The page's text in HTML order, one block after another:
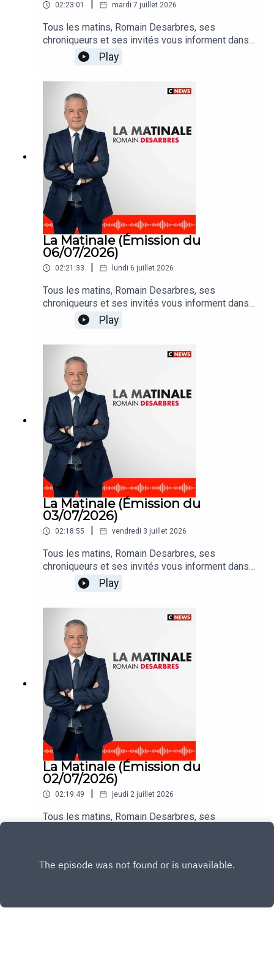
02:23:01 mardi 7 juillet 2026
Tous les matins, Romain Desarbres, ses
chroniqueurs et ses invités vous informent dans
#LaMatinale
Play
La Matinale (Émission du
06/07/2026)
02:21:33 lundi 6 juillet 2026
Tous les matins, Romain Desarbres, ses
chroniqueurs et ses invités vous informent dans
#LaMatinale
Play
La Matinale (Émission du
03/07/2026)
02:18:55 vendredi 3 juillet 2026
Tous les matins, Romain Desarbres, ses
chroniqueurs et ses invités vous informent dans
#LaMatinale
Play
La Matinale (Émission du
02/07/2026)
02:19:49 jeudi 2 juillet 2026
Tous les matins, Romain Desarbres, ses